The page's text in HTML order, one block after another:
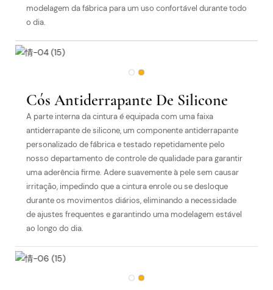
modelagem da fábrica para um uso confortável durante todo
o dia.
Cós Antiderrapante De Silicone
A parte interna da cintura é equipada com uma faixa
antiderrapante de silicone, um componente antiderrapante
personalizado de fábrica e testado repetidamente pelo
nosso departamento de controle de qualidade para garantir
uma aderência firme. Adere suavemente à pele sem causar
irritação, impedindo que a cintura enrole ou se desloque
durante os movimentos diários, eliminando a necessidade
de ajustes frequentes e garantindo uma modelagem estável
ao longo do dia.